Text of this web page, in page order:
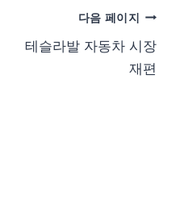
다음 페이지
테슬라발 자동차 시장
재편